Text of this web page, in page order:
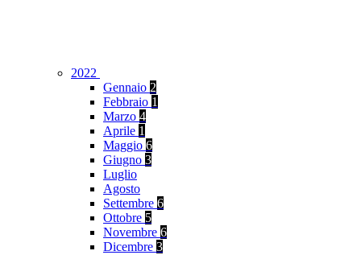
2022
Gennaio 2
Febbraio 1
Marzo 4
Aprile 1
Maggio 6
Giugno 3
Luglio
Agosto
Settembre 6
Ottobre 5
Novembre 6
Dicembre 3